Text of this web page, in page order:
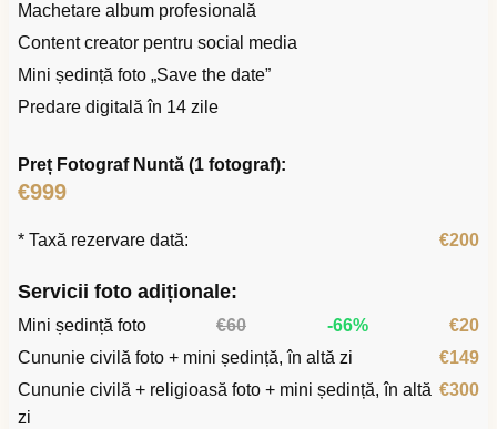
Machetare album profesională
Content creator pentru social media
Mini ședință foto „Save the date”
Predare digitală în 14 zile
Preț Fotograf Nuntă (1 fotograf):
€999
* Taxă rezervare dată: €200
Servicii foto adiționale:
Mini ședință foto €60 -66%
€20
Cununie civilă foto + mini ședință, în altă zi
€149
Cununie civilă + religioasă foto + mini ședință, în altă
zi
€300